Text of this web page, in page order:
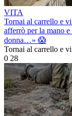
VITA
Tornai al carrello e
afferrò per la mano
donna…» 😱
Tornai al carrello e
0 28